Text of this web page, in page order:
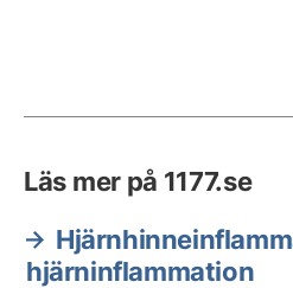
Läs mer på 1177.se
hjärninflammation